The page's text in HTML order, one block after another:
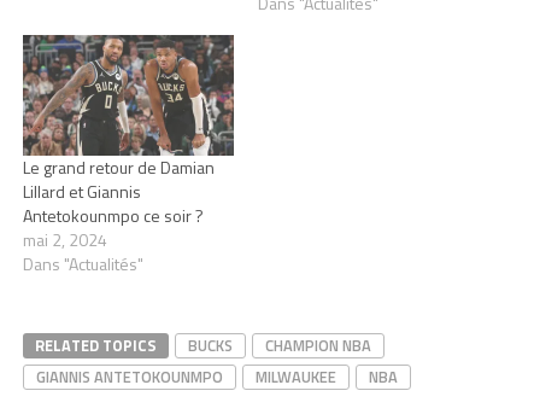
Le grand retour de Damian
Lillard et Giannis
Antetokounmpo ce soir ?
mai 2, 2024
Dans "Actualités"
RELATED TOPICS BUCKS
CHAMPION NBA
GIANNIS ANTETOKOUNMPO
MILWAUKEE NBA